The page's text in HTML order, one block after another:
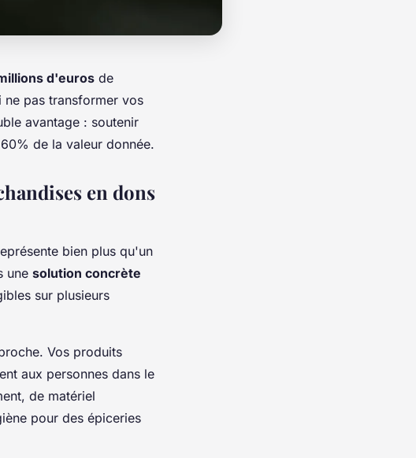
d'euros de
ne pas transformer vos
avantage : soutenir
de la valeur donnée.
en dons
bien plus qu'un
une solution concrète
sur plusieurs
Vos produits
aux personnes dans le
de matériel
pour des épiceries